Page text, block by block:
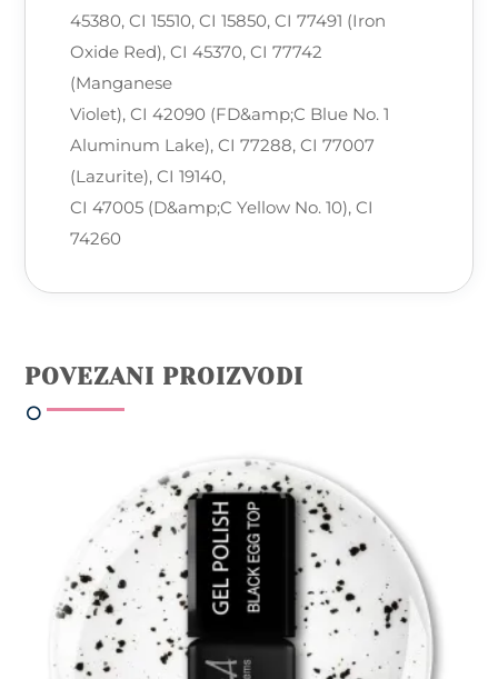
45380, CI 15510, CI 15850, CI 77491 (Iron
Oxide Red), CI 45370, CI 77742
(Manganese
Violet), CI 42090 (FD&amp;C Blue No. 1
Aluminum Lake), CI 77288, CI 77007
(Lazurite), CI 19140,
CI 47005 (D&amp;C Yellow No. 10), CI
74260
POVEZANI PROIZVODI